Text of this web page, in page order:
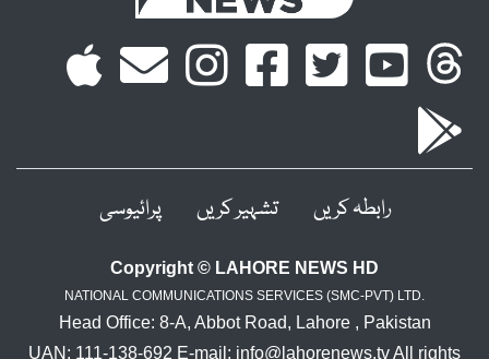
رابطہ کریں تشہیر کریں پرائیوسی
Copyright © LAHORE NEWS HD
NATIONAL COMMUNICATIONS SERVICES (SMC-PVT) LTD.
Head Office: 8-A, Abbot Road, Lahore , Pakistan
UAN: 111-138-692 E-mail: info@lahorenews.tv All rights